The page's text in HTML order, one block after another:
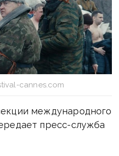
cannes.com
международного
пресс-служба